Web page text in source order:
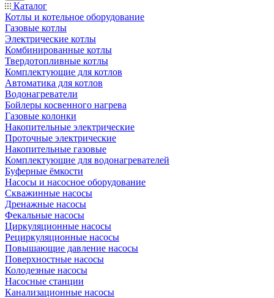
Каталог
Котлы и котельное оборудование
Газовые котлы
Электрические котлы
Комбинированные котлы
Твердотопливные котлы
Комплектующие для котлов
Автоматика для котлов
Водонагреватели
Бойлеры косвенного нагрева
Газовые колонки
Накопительные электрические
Проточные электрические
Накопительные газовые
Комплектующие для водонагревателей
Буферные ёмкости
Насосы и насосное оборудование
Скважинные насосы
Дренажные насосы
Фекальные насосы
Циркуляционные насосы
Рециркуляционные насосы
Повышающие давление насосы
Поверхностные насосы
Колодезные насосы
Насосные станции
Канализационные насосы